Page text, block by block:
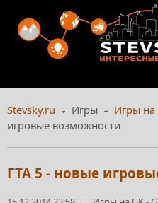
Stevsky.ru Игры Игры
игровые возможности
ГТА 5 - новые